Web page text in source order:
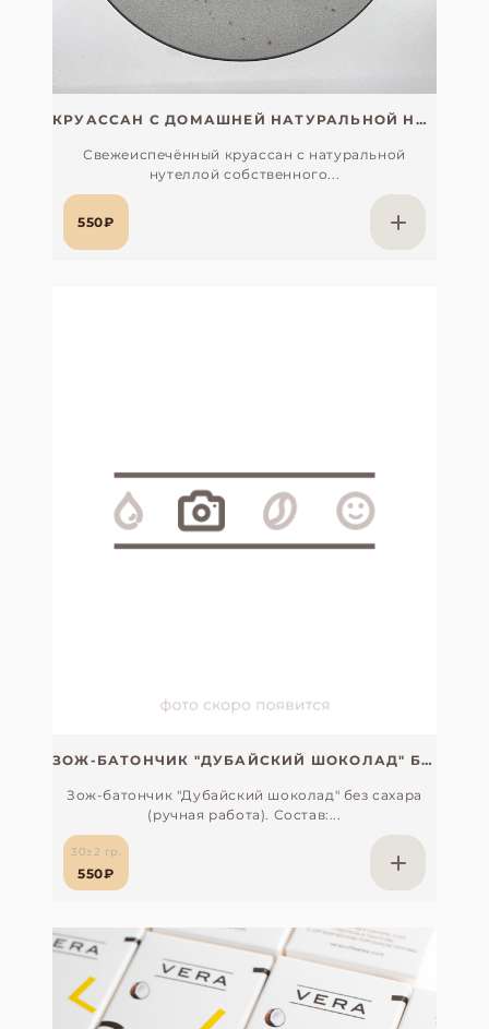
КРУАССАН С ДОМАШНЕЙ НАТУРАЛЬНОЙ НУТЕЛЛОЙ
Свежеиспечённый круассан с натуральной
нутеллой собственного...
550₽
ЗОЖ-БАТОНЧИК "ДУБАЙСКИЙ ШОКОЛАД" БЕЗ САХАРА (РУЧНАЯ РАБОТА)
Зож-батончик "Дубайский шоколад" без сахара
(ручная работа). Состав:...
30±2 гр.
550₽